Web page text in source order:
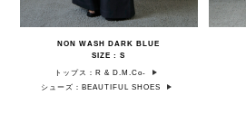
NON WASH DARK BLUE
SIZE : S
トップス：R & D.M.Co-
シューズ：BEAUTIFUL SHOES